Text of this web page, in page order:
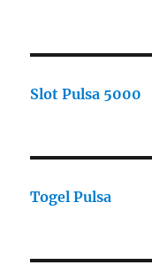
Slot Pulsa 5000
Togel Pulsa